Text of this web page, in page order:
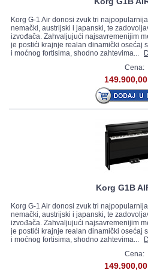
Korg G-1 Air donosi zvuk tri
nemački, austrijski i japanski, te
izvođača. Zahvaljujući najsavremenijim
je postići krajnje realan dinamički osećaj
i moćnog fortisima, shodno zahtevima...
Cena:
Korg G1B
Korg G-1 Air donosi zvuk tri
nemački, austrijski i japanski, te
izvođača. Zahvaljujući najsavremenijim
je postići krajnje realan dinamički osećaj
i moćnog fortisima, shodno zahtevima...
Cena: